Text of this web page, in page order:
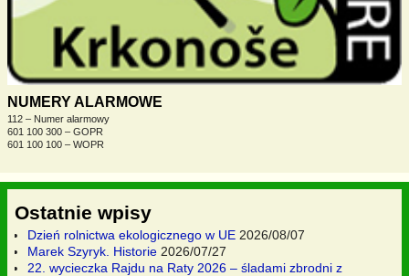
NUMERY ALARMOWE
112 – Numer alarmowy
601 100 300 – GOPR
601 100 100 – WOPR
Ostatnie wpisy
Dzień rolnictwa ekologicznego w UE 2026/08/07
Marek Szyryk. Historie 2026/07/27
22. wycieczka Rajdu na Raty 2026 – śladami zbrodni z